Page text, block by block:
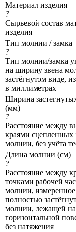
Материал изделия
?
Сырьевой состав
изделия
Тип молнии / замка
?
Тип молнии/замка
на ширину звена
застёгнутом виде,
в миллиметрах
Ширина
(мм)
?
Расстояние между
краями сцепленных
молнии, без учёта
Длина молнии (см)
?
Расстояние между
точками рабочей
молнии,
полностью
молнии, лежащей
горизонтальной
без натяжения